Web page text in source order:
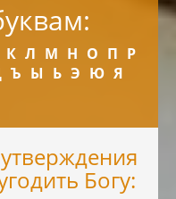
К Л М Н О П Р
Ъ Ы Ь Э Ю Я
Богу: